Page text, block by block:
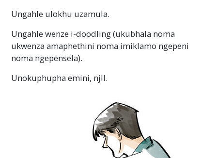
Ungahle ulokhu uzamula.
Ungahle wenze i-doodling (ukubhala noma
ukwenza amaphethini noma imiklamo ngepeni
noma ngepensela).
Unokuphupha emini, njll.